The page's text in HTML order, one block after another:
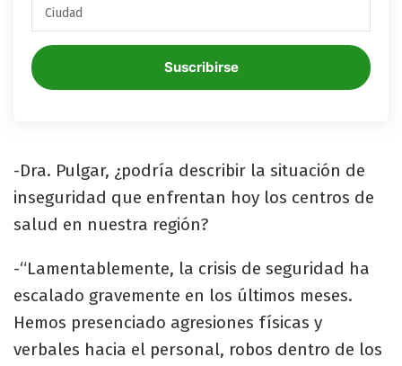
Suscribirse
-Dra. Pulgar, ¿podría describir la situación de
inseguridad que enfrentan hoy los centros de
salud en nuestra región?
-“Lamentablemente, la crisis de seguridad ha
escalado gravemente en los últimos meses.
Hemos presenciado agresiones físicas y
verbales hacia el personal, robos dentro de los